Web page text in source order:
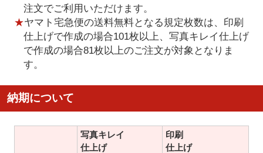
注文でご利用いただけます。
★ヤマト宅急便の送料無料となる規定枚数は、印刷
仕上げで作成の場合101枚以上、写真キレイ仕上げ
で作成の場合81枚以上のご注文が対象となりま
す。
納期について
写真キレイ
仕上げ
印刷
仕上げ